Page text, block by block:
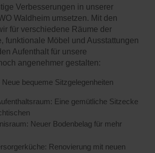
Verbesserungen in unserer
Waldheim umsetzen. Mit den
für verschiedene Räume der
funktionale Möbel und Ausstattungen
Aufenthalt für unsere
angenehmer gestalten:
bequeme Sitzgelegenheiten
Eine gemütliche Sitzecke
Neuer Bodenbelag für mehr
Renovierung mit neuen